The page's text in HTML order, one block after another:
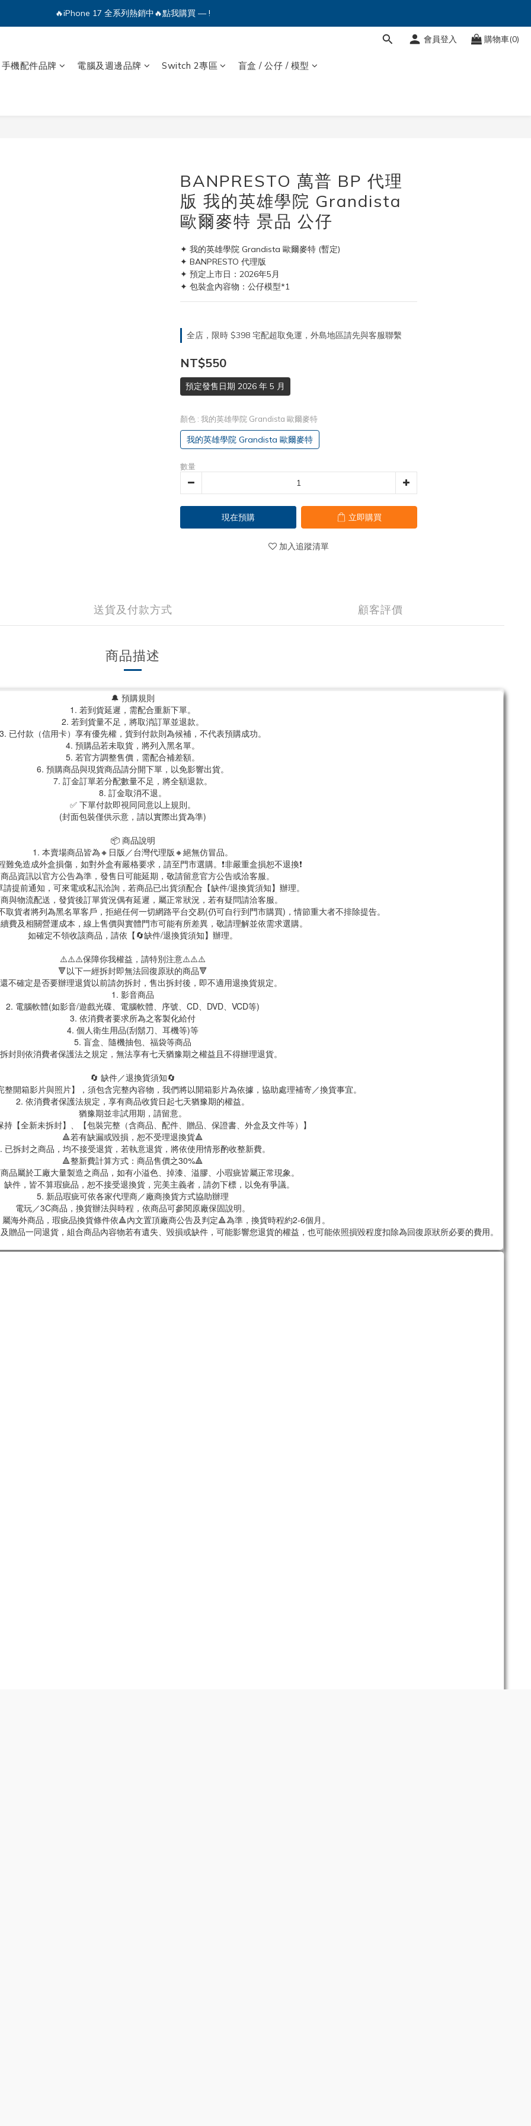
🔥iPhone 17 全系列熱銷中🔥點我購買 — !
🔥iPhone 17 全系列熱銷中🔥點我購買 — !
🔥iPhone 17 全系列熱銷中🔥點我購買 — !
會員登入 購物車(0)
手機配件品牌 電腦及週邊品牌 Switch 2專區 盲盒 / 公仔 / 模型
BANPRESTO 萬普 BP 代理
版 我的英雄學院 Grandista
歐爾麥特 景品 公仔
✦ 我的英雄學院 Grandista 歐爾麥特 (暫定)
✦ BANPRESTO 代理版
✦ 預定上市日：2026年5月
✦ 包裝盒內容物：公仔模型*1
全店，限時 $398 宅配超取免運，外島地區請先與客服聯繫
NT$550
預定發售日期 2026 年 5 月
顏色 : 我的英雄學院 Grandista 歐爾麥特
我的英雄學院 Grandista 歐爾麥特
數量
現在預購 立即購買
加入追蹤清單
送貨及付款方式 顧客評價
商品描述
🔔 預購規則
1. 若到貨延遲，需配合重新下單。
2. 若到貨量不足，將取消訂單並退款。
3. 已付款（信用卡）享有優先權，貨到付款則為候補，不代表預購成功。
4. 預購品若未取貨，將列入黑名單。
5. 若官方調整售價，需配合補差額。
6. 預購商品與現貨商品請分開下單，以免影響出貨。
7. 訂金訂單若分配數量不足，將全額退款。
8. 訂金取消不退。
✅ 下單付款即視同同意以上規則。
(封面包裝僅供示意，請以實際出貨為準)
📦 商品說明
1. 本賣場商品皆為🔸日版／台灣代理版🔸絕無仿冒品。
難免造成外盒損傷，如對外盒有嚴格要求，請至門市選購。❗非嚴重盒損恕不退換❗
品資訊以官方公告為準，發售日可能延期，敬請留意官方公告或洽客服。
提前通知，可來電或私訊洽詢，若商品已出貨須配合【缺件/退換貨須知】辦理。
與物流配送，發貨後訂單貨況偶有延遲，屬正常狀況，若有疑問請洽客服。
貨者將列為黑名單客戶，拒絕任何一切網路平台交易(仍可自行到門市購買)，情節重大者不排除提告。
費及相關營運成本，線上售價與實體門市可能有所差異，敬請理解並依需求選購。
如確定不領收該商品，請依【🔄缺件/退換貨須知】辦理。
⚠️⚠️⚠️保障你我權益，請特別注意⚠️⚠️⚠️
🔻以下一經拆封即無法回復原狀的商品🔻
不確定是否要辦理退貨以前請勿拆封，售出拆封後，即不適用退換貨規定。
1. 影音商品
2. 電腦軟體(如影音/遊戲光碟、電腦軟體、序號、CD、DVD、VCD等)
3. 依消費者要求所為之客製化給付
4. 個人衛生用品(刮鬍刀、耳機等)等
5. 盲盒、隨機抽包、福袋等商品
封則依消費者保護法之規定，無法享有七天猶豫期之權益且不得辦理退貨。
🔄 缺件／退換貨須知🔄
開箱影片與照片】，須包含完整內容物，我們將以開箱影片為依據，協助處理補寄／換貨事宜。
2. 依消費者保護法規定，享有商品收貨日起七天猶豫期的權益。
猶豫期並非試用期，請留意。
持【全新未拆封】、【包裝完整（含商品、配件、贈品、保證書、外盒及文件等）】
🔺若有缺漏或毀損，恕不受理退換貨🔺
已拆封之商品，均不接受退貨，若執意退貨，將依使用情形酌收整新費。
🔺整新費計算方式：商品售價之30%🔺
品屬於工廠大量製造之商品，如有小溢色、掉漆、溢膠、小瑕疵皆屬正常現象。
缺件，皆不算瑕疵品，恕不接受退換貨，完美主義者，請勿下標，以免有爭議。
5. 新品瑕疵可依各家代理商／廠商換貨方式協助辦理
電玩／3C商品，換貨辦法與時程，依商品可參閱原廠保固說明。
海外商品，瑕疵品換貨條件依🔺內文置頂廠商公告及判定🔺為準，換貨時程約2-6個月。
品一同退貨，組合商品內容物若有遺失、毀損或缺件，可能影響您退貨的權益，也可能依照損毀程度扣除為回復原狀所必要的費用。